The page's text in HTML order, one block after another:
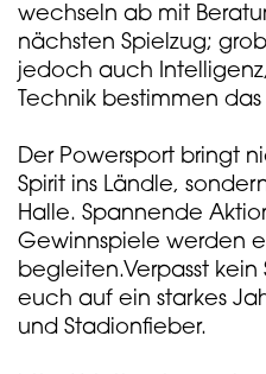
wechseln ab mit
nächsten Spielzug;
jedoch auch
Technik bestimmen das
Der Powersport bringt
Spirit ins Ländle,
Halle. Spannende
Gewinnspiele werden
begleiten.Verpasst
euch auf ein starkes
und Stadionfieber.